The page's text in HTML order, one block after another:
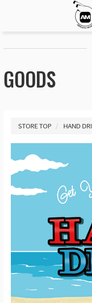
GOODS
STORE TOP HAND